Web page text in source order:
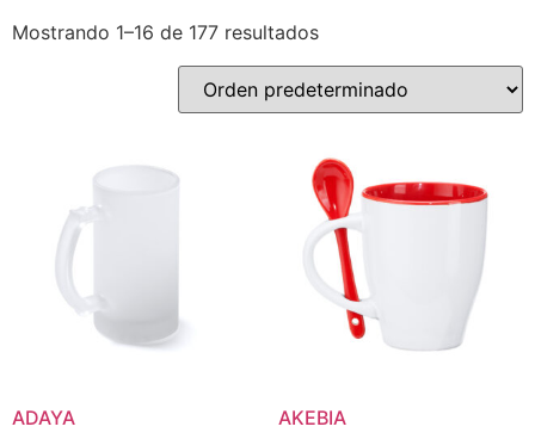
Mostrando 1–16 de 177 resultados
ADAYA AKEBIA